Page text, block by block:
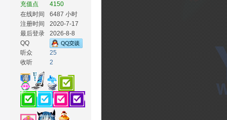
充值点
4150
在线时间
6487 小时
注册时间
2020-7-17
最后登录
2026-8-8
QQ
听众
25
收听
2